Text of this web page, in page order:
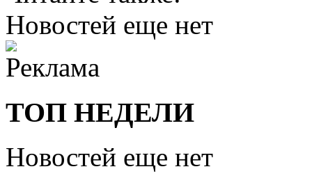
Новостей еще нет
ТОП НЕДЕЛИ
Новостей еще нет